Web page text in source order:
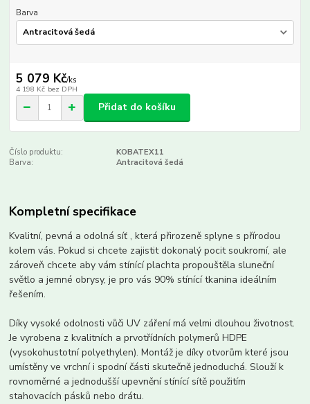
Barva
5 079 Kč/ks
4 198 Kč bez DPH
Přidat do košíku
Číslo produktu:
KOBATEX11
Barva:
Antracitová šedá
Kompletní specifikace
Kvalitní, pevná a odolná síť , která přirozeně splyne s přírodou
kolem vás. Pokud si chcete zajistit dokonalý pocit soukromí, ale
zároveň chcete aby vám stínící plachta propouštěla ​​sluneční
světlo a jemné obrysy, je pro vás 90% stínící tkanina ideálním
řešením.
Díky vysoké odolnosti vůči UV záření má velmi dlouhou životnost.
Je vyrobena z kvalitních a prvotřídních polymerů HDPE
(vysokohustotní polyethylen). Montáž je díky otvorům které jsou
umístěny ve vrchní i spodní části skutečně jednoduchá. Slouží k
rovnoměrné a jednodušší upevnění stínící sítě použitím
stahovacích pásků nebo drátu.